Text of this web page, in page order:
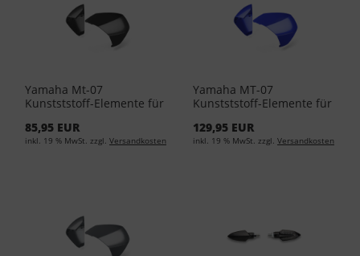
Yamaha Mt-07
Kunstststoff-Elemente für
BLACK Unlackiert BBW-
F84W1-00-01
85,95 EUR
inkl. 19 % MwSt. zzgl. Versandkosten
Yamaha MT-07
Kunstststoff-Elemente für
Icon Performance BBW-
F84W1-A0-21
129,95 EUR
inkl. 19 % MwSt. zzgl. Versandkosten